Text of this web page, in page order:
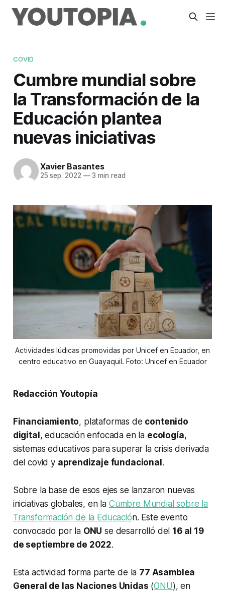
COVID
Cumbre mundial sobre
la Transformación de la
Educación plantea
nuevas iniciativas
Xavier Basantes
25 sep. 2022 —3 min read
Actividades lúdicas promovidas por Unicef en Ecuador, en
centro educativo en Guayaquil. Foto: Unicef en Ecuador
Redacción Youtopía
Financiamiento, plataformas de contenido
digital, educación enfocada en la ecología,
sistemas educativos para superar la crisis derivada
del covid y aprendizaje fundacional.
Sobre la base de esos ejes se lanzaron nuevas
iniciativas globales, en la Cumbre Mundial sobre la
Transformación de la Educación. Este evento
convocado por la ONU se desarrolló del 16 al 19
de septiembre de 2022.
Esta actividad forma parte de la 77 Asamblea
General de las Naciones Unidas (ONU), en